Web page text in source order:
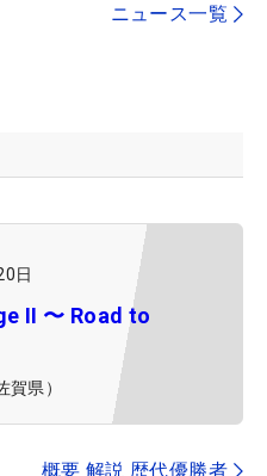
ニュース一覧
日
II 〜 Road to
県）
概要 解説 歴代優勝者